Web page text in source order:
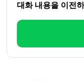
대화 내용을 이전